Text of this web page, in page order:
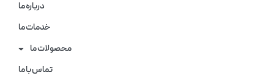
درباره ما
خدمات ما
محصولات ما
تماس با ما